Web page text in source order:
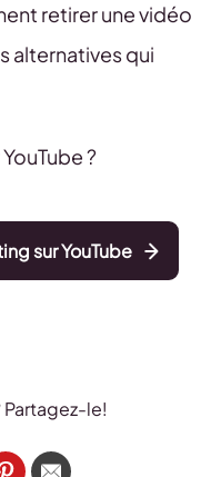
retirer une vidéo
alternatives qui
?
sur YouTube
Partagez-le!